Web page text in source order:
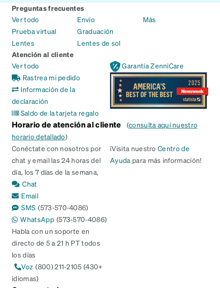
Preguntas frecuentes
Ver todo
Prueba virtual
Lentes
Envío
Graduación
Lentes de sol
Más
Atención al cliente
Ver todo
Rastrea mi pedido
Información de la
declaración
Saldo de la tarjeta regalo
Garantía ZenniCare
Horario de atención al cliente (consulta aquí nuestro
horario detallado)
Conéctate con nosotros por
chat y email las 24 horas del
día, los 7 días de la semana,
Chat
Email
SMS (573-570-4086)
WhatsApp (573-570-4086)
Habla con un soporte en
directo de 5 a 21 h PT todos
los días
Voz (800) 211-2105 (430+
idiomas)
¡Visita nuestroCentro de
Ayuda para más información!